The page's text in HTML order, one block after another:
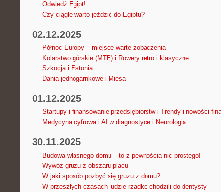
Odwiedź Egipt!
Czy ciągle warto jeździć do Egiptu?
02.12.2025
Północ Europy – miejsce warte zobaczenia
Kolarstwo górskie (MTB) i Rowery retro i klasyczne
Szkocja i Estonia
Dania jednogarnkowe i Mięsa
01.12.2025
Startupy i finansowanie przedsiębiorstw i Trendy i nowości
Medycyna cyfrowa i AI w diagnostyce i Neurologia
30.11.2025
Budowa własnego domu – to z pewnością nic prostego!
Wywóz gruzu z obszaru placu
W jaki sposób pozbyć się gruzu z domu?
W przeszłych czasach ludzie rzadko chodzili do dentysty